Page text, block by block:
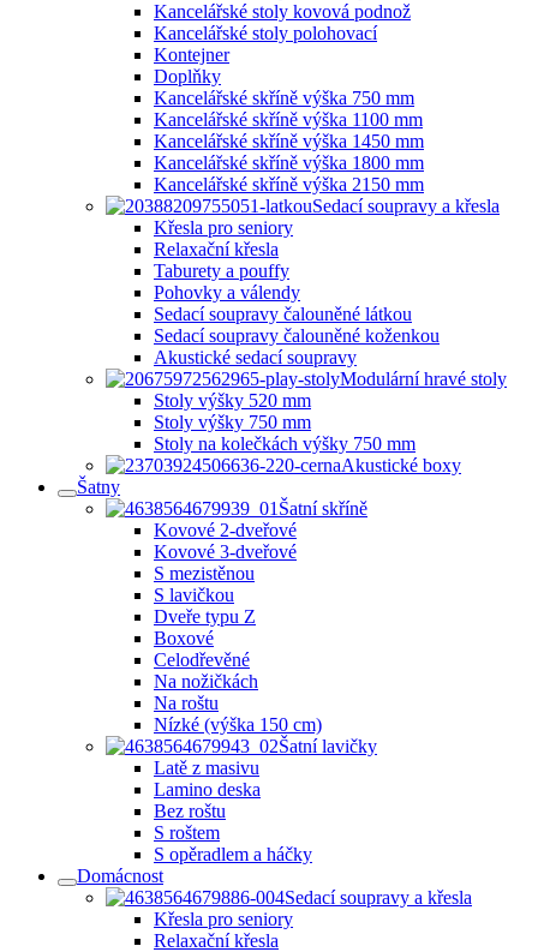
Kancelářské stoly kovová podnož
Kancelářské stoly polohovací
Kontejner
Doplňky
Kancelářské skříně výška 750 mm
Kancelářské skříně výška 1100 mm
Kancelářské skříně výška 1450 mm
Kancelářské skříně výška 1800 mm
Kancelářské skříně výška 2150 mm
Sedací soupravy a křesla
Křesla pro seniory
Relaxační křesla
Taburety a pouffy
Pohovky a válendy
Sedací soupravy čalouněné látkou
Sedací soupravy čalouněné koženkou
Akustické sedací soupravy
Modulární hravé stoly
Stoly výšky 520 mm
Stoly výšky 750 mm
Stoly na kolečkách výšky 750 mm
Akustické boxy
Šatny
Šatní skříně
Kovové 2-dveřové
Kovové 3-dveřové
S mezistěnou
S lavičkou
Dveře typu Z
Boxové
Celodřevěné
Na nožičkách
Na roštu
Nízké (výška 150 cm)
Šatní lavičky
Latě z masivu
Lamino deska
Bez roštu
S roštem
S opěradlem a háčky
Domácnost
Sedací soupravy a křesla
Křesla pro seniory
Relaxační křesla